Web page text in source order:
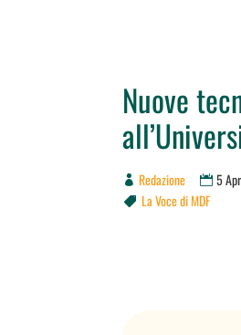
Nuove
Redazione 5
 La Voce di MDF